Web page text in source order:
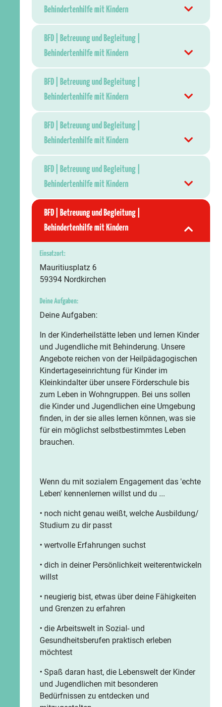
Behindertenhilfe mit Kindern
BFD | Betreuung und Begleitung |
Behindertenhilfe mit Kindern
BFD | Betreuung und Begleitung |
Behindertenhilfe mit Kindern
BFD | Betreuung und Begleitung |
Behindertenhilfe mit Kindern
BFD | Betreuung und Begleitung |
Behindertenhilfe mit Kindern
BFD | Betreuung und Begleitung |
Behindertenhilfe mit Kindern
Einsatzort:
Mauritiusplatz 6
59394 Nordkirchen
Deine Aufgaben:
Deine Aufgaben:
In der Kinderheilstätte leben und lernen Kinder
und Jugendliche mit Behinderung. Unsere
Angebote reichen von der Heilpädagogischen
Kindertageseinrichtung für Kinder im
Kleinkindalter über unsere Förderschule bis
zum Leben in Wohngruppen. Bei uns sollen
die Kinder und Jugendlichen eine Umgebung
finden, in der sie alles lernen können, was sie
für ein möglichst selbstbestimmtes Leben
brauchen.
Wenn du mit sozialem Engagement das 'echte
Leben' kennenlernen willst und du ...
• noch nicht genau weißt, welche Ausbildung/
Studium zu dir passt
• wertvolle Erfahrungen suchst
• dich in deiner Persönlichkeit weiterentwickeln
willst
• neugierig bist, etwas über deine Fähigkeiten
und Grenzen zu erfahren
• die Arbeitswelt in Sozial- und
Gesundheitsberufen praktisch erleben
möchtest
• Spaß daran hast, die Lebenswelt der Kinder
und Jugendlichen mit besonderen
Bedürfnissen zu entdecken und